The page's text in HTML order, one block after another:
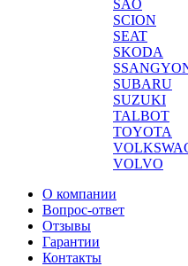
SAO
SCION
SEAT
SKODA
SUBARU
SUZUKI
TALBOT
TOYOTA
VOLVO
О компании
Вопрос-ответ
Отзывы
Гарантии
Контакты